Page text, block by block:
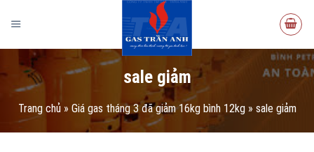
sale giảm
Trang chủ» Giá gas tháng 3 đã giảm 16kg bình 12kg» sale giảm